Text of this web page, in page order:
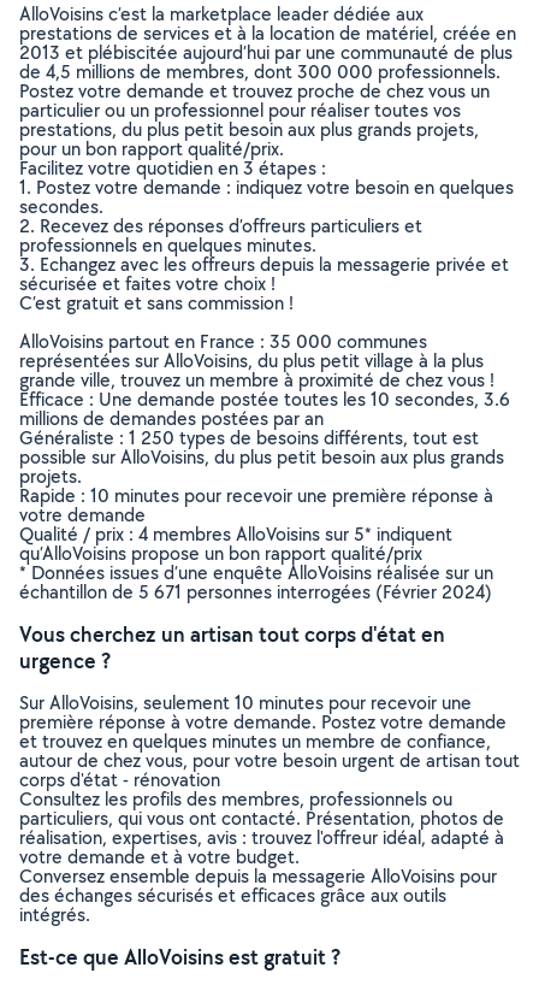
AlloVoisins c’est la marketplace leader dédiée aux
prestations de services et à la location de matériel, créée en
2013 et plébiscitée aujourd’hui par une communauté de plus
de 4,5 millions de membres, dont 300 000 professionnels.
Postez votre demande et trouvez proche de chez vous un
particulier ou un professionnel pour réaliser toutes vos
prestations, du plus petit besoin aux plus grands projets,
pour un bon rapport qualité/prix.
Facilitez votre quotidien en 3 étapes :
1. Postez votre demande : indiquez votre besoin en quelques
secondes.
2. Recevez des réponses d’offreurs particuliers et
professionnels en quelques minutes.
3. Echangez avec les offreurs depuis la messagerie privée et
sécurisée et faites votre choix !
C’est gratuit et sans commission !
AlloVoisins partout en France : 35 000 communes
représentées sur AlloVoisins, du plus petit village à la plus
grande ville, trouvez un membre à proximité de chez vous !
Efficace : Une demande postée toutes les 10 secondes, 3.6
millions de demandes postées par an
Généraliste : 1 250 types de besoins différents, tout est
possible sur AlloVoisins, du plus petit besoin aux plus grands
projets.
Rapide : 10 minutes pour recevoir une première réponse à
votre demande
Qualité / prix : 4 membres AlloVoisins sur 5* indiquent
qu’AlloVoisins propose un bon rapport qualité/prix
* Données issues d’une enquête AlloVoisins réalisée sur un
échantillon de 5 671 personnes interrogées (Février 2024)
Vous cherchez un artisan tout corps d'état en
urgence ?
Sur AlloVoisins, seulement 10 minutes pour recevoir une
première réponse à votre demande. Postez votre demande
et trouvez en quelques minutes un membre de confiance,
autour de chez vous, pour votre besoin urgent de artisan tout
corps d'état - rénovation
Consultez les profils des membres, professionnels ou
particuliers, qui vous ont contacté. Présentation, photos de
réalisation, expertises, avis : trouvez l'offreur idéal, adapté à
votre demande et à votre budget.
Conversez ensemble depuis la messagerie AlloVoisins pour
des échanges sécurisés et efficaces grâce aux outils
intégrés.
Est-ce que AlloVoisins est gratuit ?